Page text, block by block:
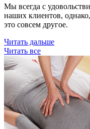
Мы всегда с
наших клиентов,
это совсем другое.
Читать дальше
Читать все